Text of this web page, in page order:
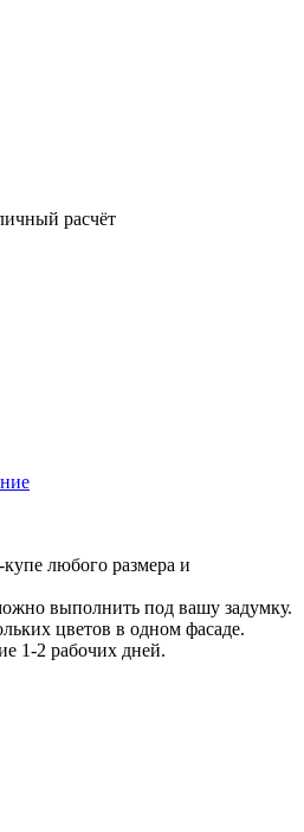
расчёт
любого размера и
выполнить под вашу задумку.
цветов в одном фасаде.
1-2 рабочих дней.